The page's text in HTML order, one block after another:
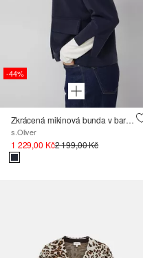
-44%
Zkrácená mikinová bunda v barvě Scuba
s.Oliver
1 229,00 Kč2 199,00 Kč